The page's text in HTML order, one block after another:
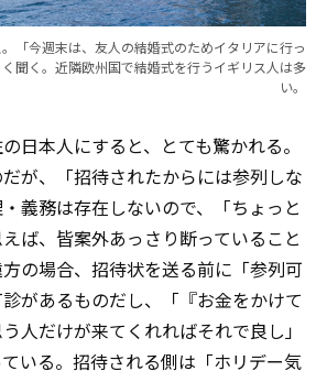
「今週末は、友人の結婚式のためイタリアに行っ
聞く。近隣欧州国で結婚式を行うイギリス人は多
い。
日本人にすると、とても驚かれる。
が、「招待されたからには参列しな
義務は存在しないので、「ちょっと
ば、皆案外あっさり断っていること
の場合、招待状を送る前に「参列可
診があるものだし、「『お金をかけて
人だけが来てくれればそれで良し」
いる。招待される側は「ホリデー気